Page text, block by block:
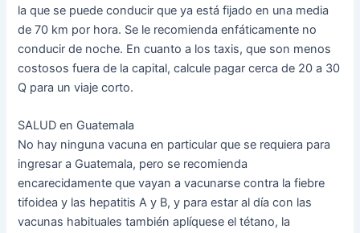
la que se puede conducir que ya está fijado en una media
de 70 km por hora. Se le recomienda enfáticamente no
conducir de noche. En cuanto a los taxis, que son menos
costosos fuera de la capital, calcule pagar cerca de 20 a 30
Q para un viaje corto.
SALUD en Guatemala
No hay ninguna vacuna en particular que se requiera para
ingresar a Guatemala, pero se recomienda
encarecidamente que vayan a vacunarse contra la fiebre
tifoidea y las hepatitis A y B, y para estar al día con las
vacunas habituales también aplíquese el tétano, la